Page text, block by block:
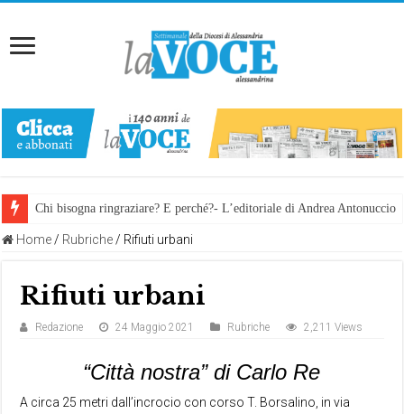
Chi bisogna ringraziare? E perché?- L’editoriale di Andrea Antonuccio
Home / Rubriche / Rifiuti urbani
Rifiuti urbani
Redazione 24 Maggio 2021 Rubriche 2,211 Views
“Città nostra” di Carlo Re
A circa 25 metri dall’incrocio con corso T. Borsalino, in via